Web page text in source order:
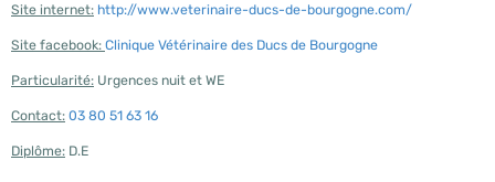
Site internet: http://www.veterinaire-ducs-de-bourgogne.com/
Site facebook: Clinique Vétérinaire des Ducs de Bourgogne
Particularité: Urgences nuit et WE
Contact: 03 80 51 63 16
Diplôme: D.E